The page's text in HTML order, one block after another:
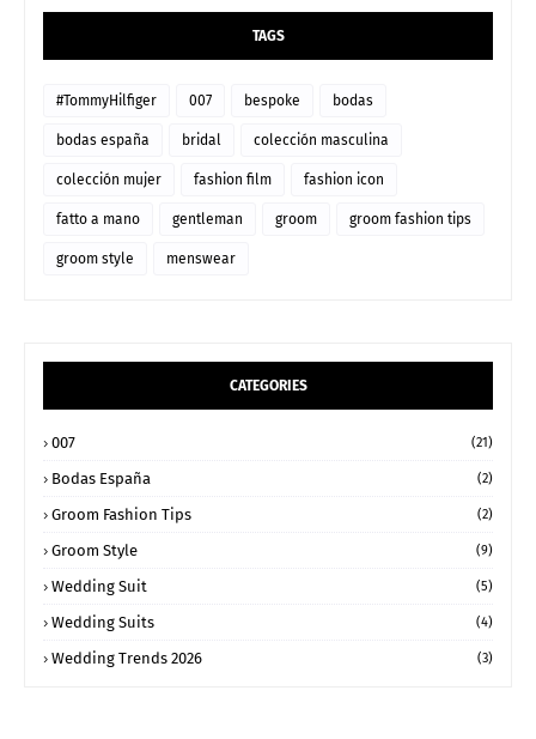
TAGS
#TommyHilfiger 007 bespoke bodas
bodas españa bridal colección masculina
colección mujer fashion film fashion icon
fatto a mano gentleman groom groom fashion tips
groom style menswear
CATEGORIES
007 (21)
Bodas España (2)
Groom Fashion Tips (2)
Groom Style (9)
Wedding Suit (5)
Wedding Suits (4)
Wedding Trends 2026 (3)